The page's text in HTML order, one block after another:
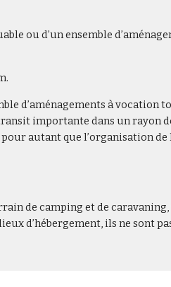
ou d’un ensemble
d’aménagements à vocation
importante dans un rayon
pour autant que l’organisation
de camping et de
d’hébergement, ils ne sont